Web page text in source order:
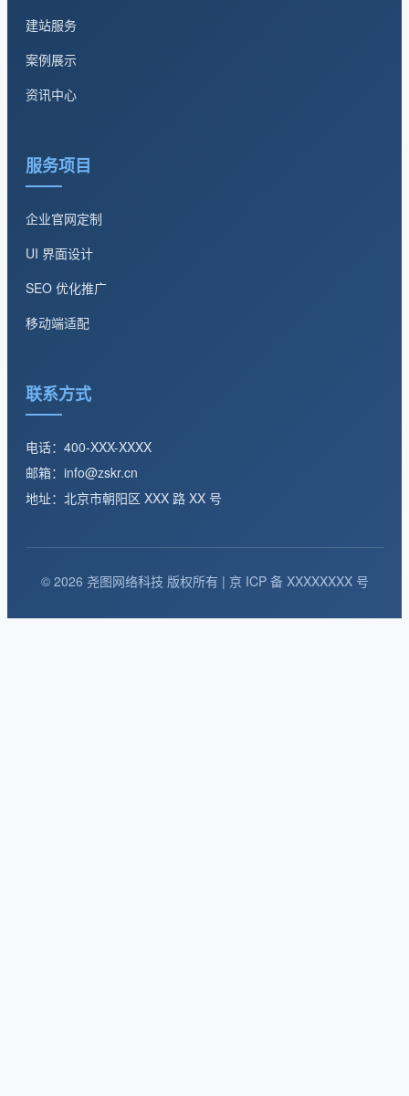
建站服务
案例展示
资讯中心
服务项目
企业官网定制
UI 界面设计
SEO 优化推广
移动端适配
联系方式
电话：400-XXX-XXXX
邮箱：info@zskr.cn
地址：北京市朝阳区 XXX 路 XX 号
© 2026 尧图网络科技 版权所有 | 京 ICP 备 XXXXXXXX 号